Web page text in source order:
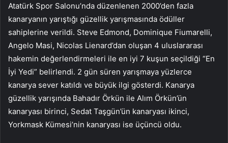
Atatürk Spor Salonu’nda düzenlenen 2000’den fazla
kanaryanın yarıştığı güzellik yarışmasında ödüller
sahiplerine verildi. Steve Edmond, Dominique Fiumarelli,
Angelo Masi, Nicolas Lienard’dan oluşan 4 uluslararası
hakemin değerlendirmeleri ile en iyi 7 kuşun seçildiği “En
İyi Yedi” belirlendi. 2 gün süren yarışmaya yüzlerce
kanarya sever katıldı ve büyük ilgi gösterdi. Kanarya
güzellik yarışında Bahadır Örkün ile Alım Örkün’ün
kanaryası birinci, Sedat Taşgün’ün kanaryası ikinci,
Yorkmask Kümesi’nin kanaryası ise üçüncü oldu.